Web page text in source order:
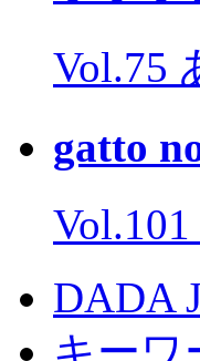
Vol.75
gatto
DADA